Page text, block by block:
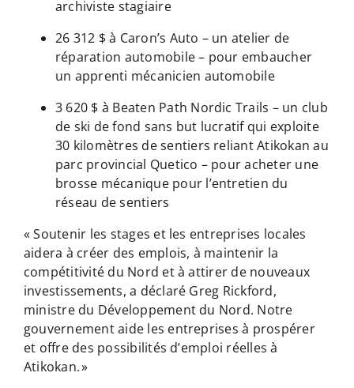
archiviste stagiaire
26 312 $ à Caron’s Auto – un atelier de
réparation automobile – pour embaucher
un apprenti mécanicien automobile
3 620 $ à Beaten Path Nordic Trails – un club
de ski de fond sans but lucratif qui exploite
30 kilomètres de sentiers reliant Atikokan au
parc provincial Quetico – pour acheter une
brosse mécanique pour l’entretien du
réseau de sentiers
« Soutenir les stages et les entreprises locales
aidera à créer des emplois, à maintenir la
compétitivité du Nord et à attirer de nouveaux
investissements, a déclaré Greg Rickford,
ministre du Développement du Nord. Notre
gouvernement aide les entreprises à prospérer
et offre des possibilités d’emploi réelles à
Atikokan. »